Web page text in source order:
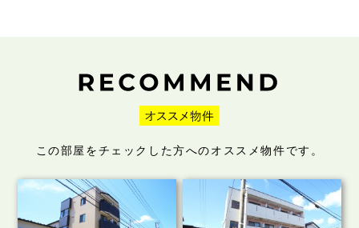
この部屋をチェックした方へのオススメ物件です。